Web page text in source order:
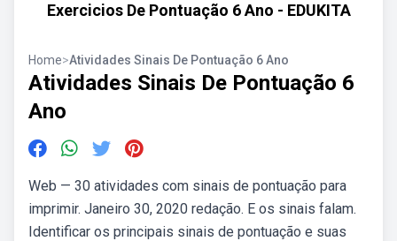
Exercicios De Pontuação 6 Ano - EDUKITA
Home>Atividades Sinais De Pontuação 6 Ano
Atividades Sinais De Pontuação 6
Ano
Web — 30 atividades com sinais de pontuação para
imprimir. Janeiro 30, 2020 redação. E os sinais falam.
Identificar os principais sinais de pontuação e suas